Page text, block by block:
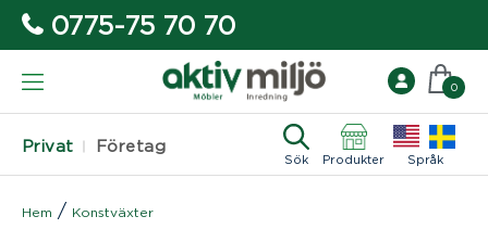
0775-75 70 70
Privat Företag
Sök Produkter Språk
0
Hem / Konstväxter